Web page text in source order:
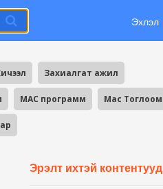
Эхлэл
Захиалгат ажил
MAC программ Mac Тоглоом
Эрэлт ихтэй контентууд